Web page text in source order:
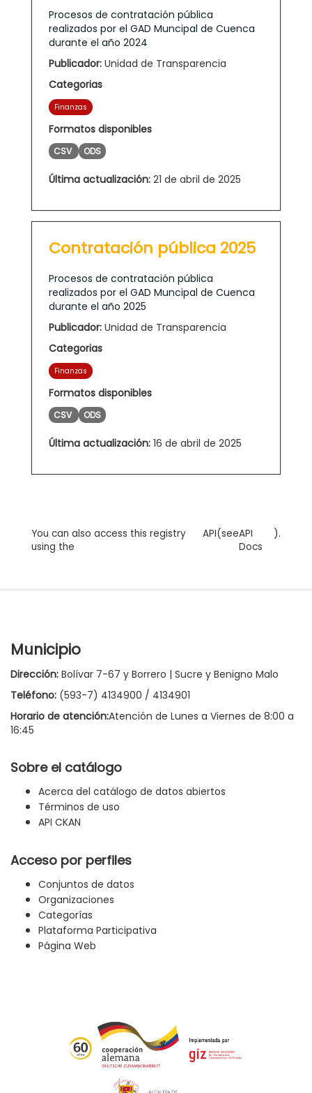
Procesos de contratación pública
realizados por el GAD Muncipal de Cuenca
durante el año 2024
Publicador: Unidad de Transparencia
Categorias
Finanzas
Formatos disponibles
CSV ODS
Última actualización: 21 de abril de 2025
Contratación pública 2025
Procesos de contratación pública
realizados por el GAD Muncipal de Cuenca
durante el año 2025
Publicador: Unidad de Transparencia
Categorias
Finanzas
Formatos disponibles
CSV ODS
Última actualización: 16 de abril de 2025
You can also access this registry
using the
API(seeAPI
Docs
).
Municipio
Dirección: Bolívar 7-67 y Borrero | Sucre y Benigno Malo
Teléfono: (593-7) 4134900 / 4134901
Horario de atención:Atención de Lunes a Viernes de 8:00 a
16:45
Sobre el catálogo
Acerca del catálogo de datos abiertos
Términos de uso
API CKAN
Acceso por perfiles
Conjuntos de datos
Organizaciones
Categorías
Plataforma Participativa
Página Web